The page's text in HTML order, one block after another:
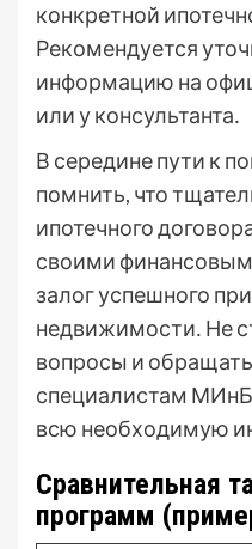
конкретной
Рекомендуется
информацию на
или у консультанта․
В середине пути к
помнить, что
ипотечного
своими
залог успешного
недвижимости․ Не
вопросы и
специалистам
всю необходимую
Сравнительная
программ